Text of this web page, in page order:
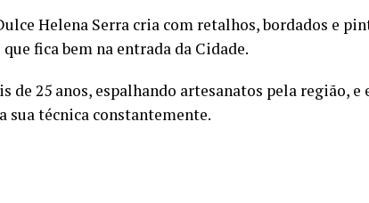
Helena Serra cria com retalhos, bordados e
fica bem na entrada da Cidade.
de 25 anos, espalhando artesanatos pela região,
sua técnica constantemente.